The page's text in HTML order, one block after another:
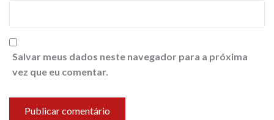
Salvar meus dados neste navegador para a próxima
vez que eu comentar.